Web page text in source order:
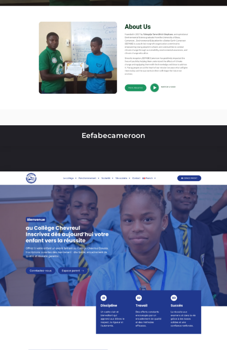
Eefabecameroon